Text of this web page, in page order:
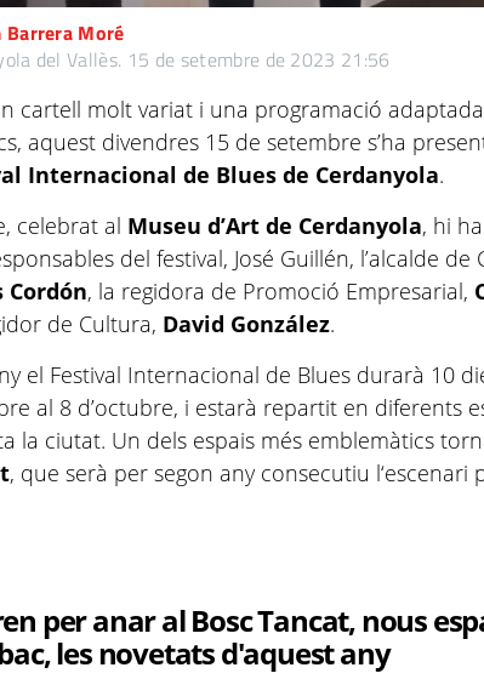
Barrera Moré
del Vallès. 15 de setembre de 2023 21:56
cartell molt variat i una programació
aquest divendres 15 de setembre s’ha
Internacional de Blues de Cerdanyola.
celebrat al Museu d’Art de Cerdanyola, hi
del festival, José Guillén, l’alcalde de
Cordón, la regidora de Promoció Empresarial,
de Cultura, David González.
el Festival Internacional de Blues durarà 10
al 8 d’octubre, i estarà repartit en diferents
la ciutat. Un dels espais més emblemàtics
, que serà per segon any consecutiu l‘escenari
per anar al Bosc Tancat, nous
les novetats d'aquest any